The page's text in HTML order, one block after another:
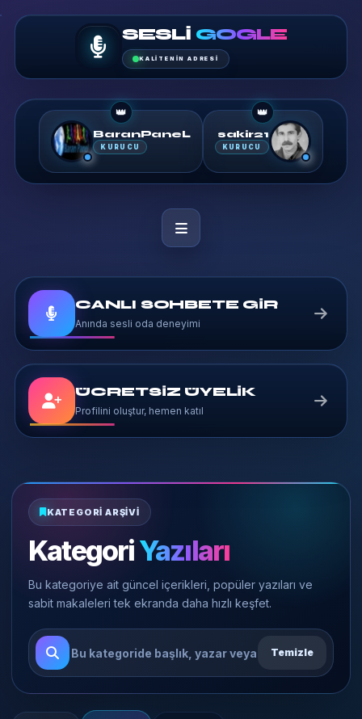
SESLI GOGLE
KALITENIN ADRESI
👑
BaranPaneL
KURUCU
👑
sakir21
KURUCU
CANLI SOHBETE GİR
Anında sesli oda deneyimi
ÜCRETSİZ ÜYELİK
Profilini oluştur, hemen katıl
KATEGORI ARŞIVI
KategoriYazıları
Bu kategoriye ait güncel içerikleri, popüler yazıları ve
sabit makaleleri tek ekranda daha hızlı keşfet.
Temizle